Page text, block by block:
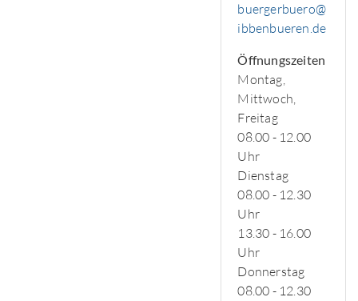
buergerbuero@
ibbenbueren.de
Öffnungszeiten
Montag,
Mittwoch,
Freitag
08.00 - 12.00
Uhr
Dienstag
08.00 - 12.30
Uhr
13.30 - 16.00
Uhr
Donnerstag
08.00 - 12.30